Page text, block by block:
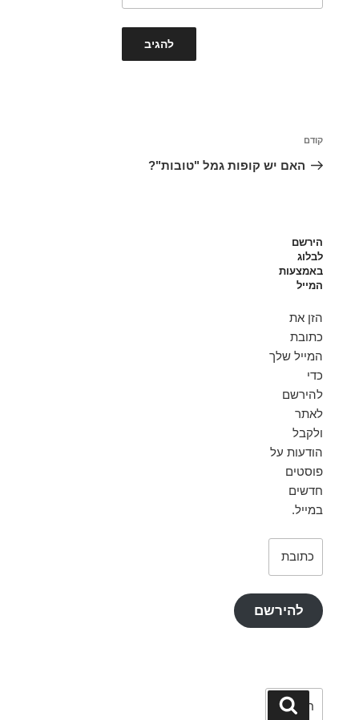
הפוסט
הקודם
קודם
האם יש קופות גמל "טובות"?
הירשם
לבלוג
באמצעות
המייל
הזן את
כתובת
המייל שלך
כדי
להירשם
לאתר
ולקבל
הודעות על
פוסטים
חדשים
במייל.
להירשם
חפש: חיפוש